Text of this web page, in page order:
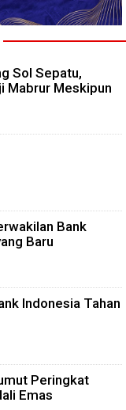
Sol Sepatu,
Mabrur Meskipun
Bank
Baru
Indonesia Tahan
Peringkat
Emas